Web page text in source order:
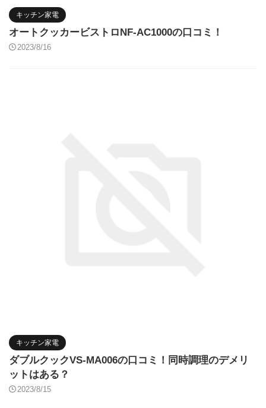
キッチン家電
オートクッカービストロNF-AC1000の口コミ！
2023/8/16
キッチン家電
ダブルクックVS-MA006の口コミ！同時調理のデメリ
ットはある？
2023/8/15